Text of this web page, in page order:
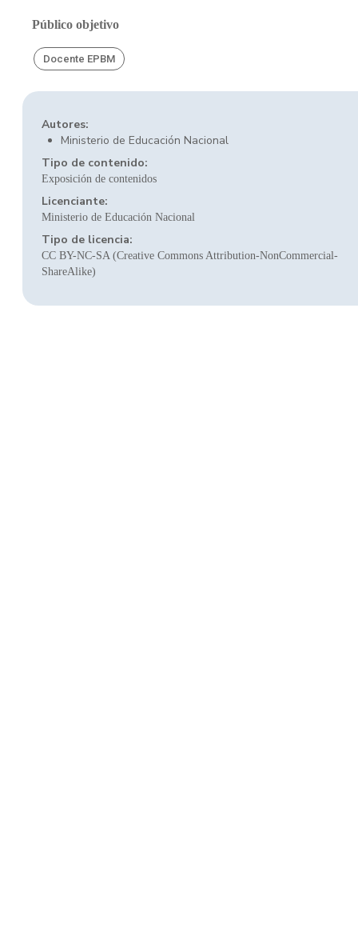
Público objetivo
Docente EPBM
Autores:
Ministerio de Educación Nacional
Tipo de contenido:
Exposición de contenidos
Licenciante:
Ministerio de Educación Nacional
Tipo de licencia:
CC BY-NC-SA (Creative Commons Attribution-NonCommercial-
ShareAlike)